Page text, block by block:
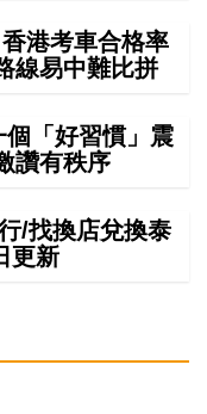
港考車合格率
線易中難比拼
「好習慣」震
讚有秩序
/找換店兌換泰
更新